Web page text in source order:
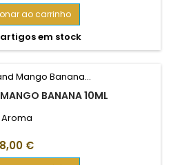
ao carrinho
em stock
BANANA 10ML
Aroma
Preço
8,00 €